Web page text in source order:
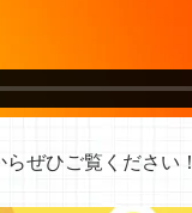
ぜひご覧ください！